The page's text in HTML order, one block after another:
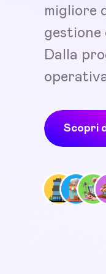
migliore
gestione
Dalla
Scopri